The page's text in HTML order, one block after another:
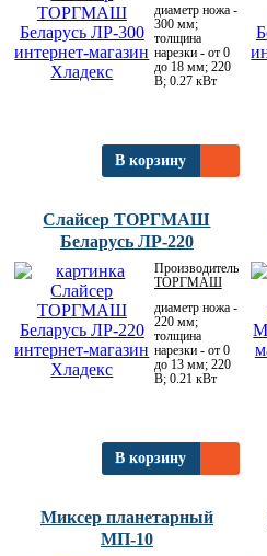
диаметр ножа -
300 мм;
толщина
нарезки - от 0
до 18 мм; 220
В; 0.27 кВт
В корзину
Слайсер ТОРГМАШ
Беларусь ЛР-220
Производитель:
ТОРГМАШ
диаметр ножа -
220 мм;
толщина
нарезки - от 0
до 13 мм; 220
В; 0.21 кВт
В корзину
Миксер планетарный
МП-10